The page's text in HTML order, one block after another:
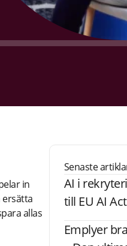
in
ersätta
allas
Senaste
AI i
till EU AI Act
Emplyer